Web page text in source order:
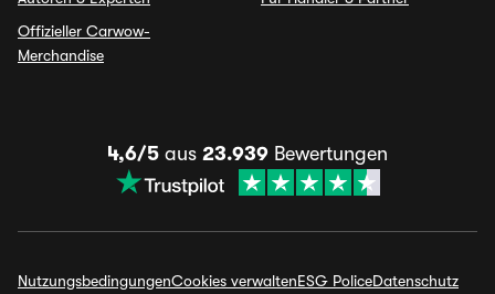
Offizieller Carwow-
Merchandise
4,6/5 aus 23.939 Bewertungen
NutzungsbedingungenCookies verwaltenESG PoliceDatenschutz